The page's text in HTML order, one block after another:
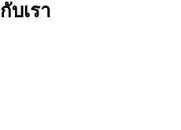
กับเรา